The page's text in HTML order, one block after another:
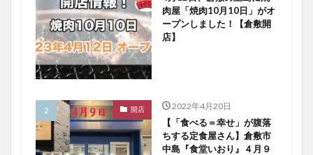
肉屋「焼肉10月10日」がオ
ープンしました！【倉敷開
店】
開店 2022年4月20日
【「食べる＝幸せ」が腹落
ちする定食屋さん】倉敷市
中島『食堂いおり』４月９